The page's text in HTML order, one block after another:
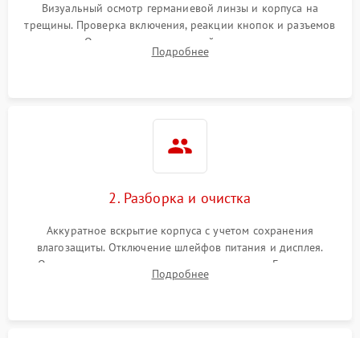
Визуальный осмотр германиевой линзы и корпуса на
трещины. Проверка включения, реакции кнопок и разъемов
зарядки. Оценка вывода тепловой сигнатуры на экран,
проверка базовых функций и считывание системных
Подробнее
2. Разборка и очистка
Аккуратное вскрытие корпуса с учетом сохранения
влагозащиты. Отключение шлейфов питания и дисплея.
Очистка внутренних плат от окислов и пыли. Бережная
обработка германиевого объектива специализированными
Подробнее